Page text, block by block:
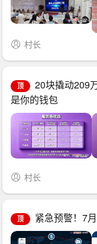
村长
顶
20块撬动209
是你的钱包
村长
顶 紧急预警！7